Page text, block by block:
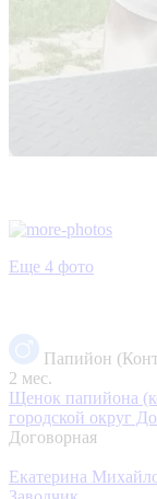
Еще 4 фото
Папийон
2 мес.
Щенок папийона
городской округ
Договорная
Екатерина